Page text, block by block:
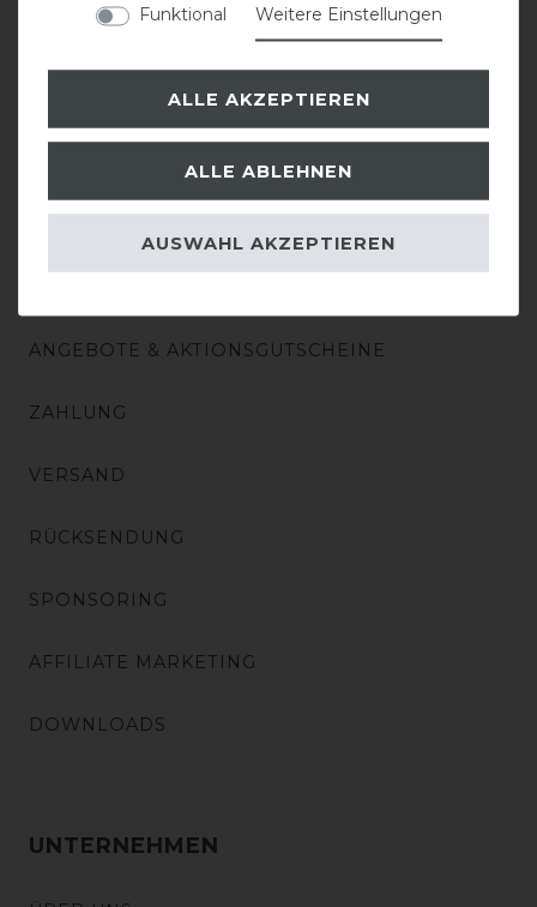
BATTERIEENTSORGUNG
ANGEBOTE & AKTIONSGUTSCHEINE
ZAHLUNG
VERSAND
RÜCKSENDUNG
SPONSORING
AFFILIATE MARKETING
DOWNLOADS
UNTERNEHMEN
Funktional
Weitere Einstellungen
ALLE AKZEPTIEREN
ALLE ABLEHNEN
AUSWAHL AKZEPTIEREN